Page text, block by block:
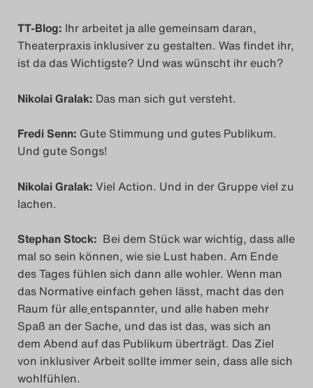
TT-Blog: Ihr arbeitet ja alle gemeinsam daran,
Theaterpraxis inklusiver zu gestalten. Was findet ihr,
ist da das Wichtigste? Und was wünscht ihr euch?
Nikolai Gralak: Das man sich gut versteht.
Fredi Senn: Gute Stimmung und gutes Publikum.
Und gute Songs!
Nikolai Gralak: Viel Action. Und in der Gruppe viel zu
lachen.
Stephan Stock: Bei dem Stück war wichtig, dass alle
mal so sein können, wie sie Lust haben. Am Ende
des Tages fühlen sich dann alle wohler. Wenn man
das Normative einfach gehen lässt, macht das den
Raum für alleentspannter, und alle haben mehr
Spaß an der Sache, und das ist das, was sich an
dem Abend auf das Publikum überträgt. Das Ziel
von inklusiver Arbeit sollte immer sein, dass alle sich
wohlfühlen.